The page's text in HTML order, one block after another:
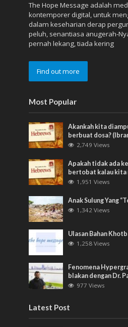
The Hope Message adalah
kontemporer digital, untuk
dalam keseharian derap
peluh, senantiasa anugerah-
pernah lekang, tiada kering
Find out more
Most Popular
Akankah kita
berbuat dosa?
2,749 Views
Apakah tidak ada
bertobat kalau kita
1,951 Views
Anak Sulung Yang
1,342 Views
Ulasan Bahan
1,258 Views
Fenomena
blakan dengan Dr.
977 Views
Latest Post